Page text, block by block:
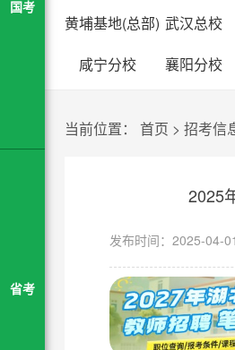
黄埔基地(总部) 武汉总校
咸宁分校
襄阳分校
国考
省考
当前位置： 首页 > 招考信
2025
发布时间：2025-04-